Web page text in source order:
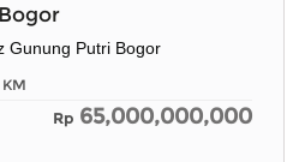
Gunung Putri Bogor
KM
Rp 65,000,000,000